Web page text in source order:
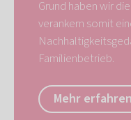
Grund haben wir
verankern somit
Familienbetrieb.
Mehr erfahren